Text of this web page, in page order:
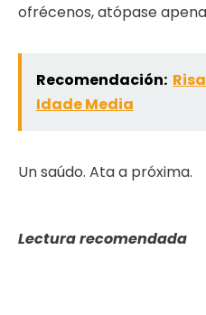
ofrécenos, atópase
Recomendación:
Idade Media
Un saúdo. Ata a próxima.
Lectura recomendada